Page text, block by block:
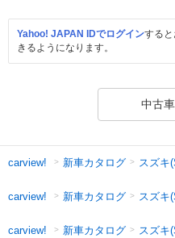
Yahoo! JAPAN IDでログインする
きるようになります。
中古
carview! 新車カタログ スズキ
carview! 新車カタログ スズキ
carview! 新車カタログ スズキ